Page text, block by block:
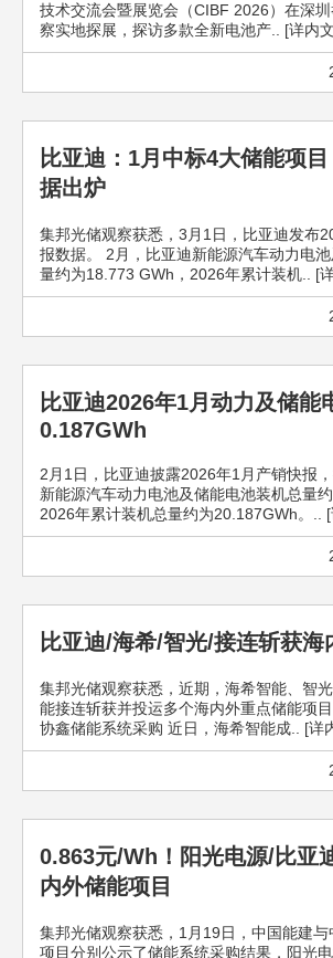
技术交流会暨展览会（CIBF 2026）在深
察实地探展，探访多款全新电池产.. [详内
比亚迪：1月中标4大储能项
据出炉
集邦光储观察获悉，3月1日，比亚迪发布
报数据。 2月，比亚迪新能源汽车动力电
量约为18.773 GWh，2026年累计装机.. [
比亚迪2026年1月动力及储能
0.187GWh
2月1日，比亚迪披露2026年1月产销快报
新能源汽车动力电池及储能电池装机总量
2026年累计装机总量约为20.187GWh。..
比亚迪/海希/智光/接连斩获海
集邦光储观察获悉，近期，海希智能、智
能接连斩获并投运多个海内外重点储能项
协鑫储能系统采购 近日，海希智能成.. [详
0.863元/Wh！阳光电源/比亚
内外储能项目
集邦光储观察获悉，1月19日，中国能建
项目分别公示了储能系统采购结果，阳光